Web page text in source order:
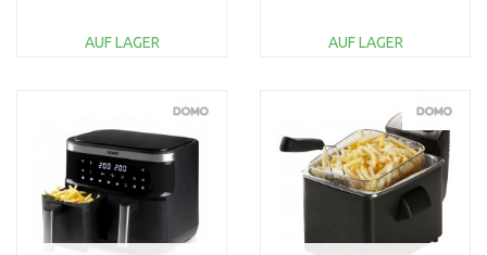
AUF LAGER
Vergleichen
AUF LAGER
Vergleichen